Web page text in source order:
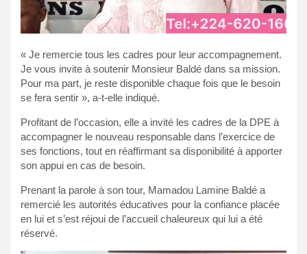
« Je remercie tous les cadres pour leur accompagnement.
Je vous invite à soutenir Monsieur Baldé dans sa mission.
Pour ma part, je reste disponible chaque fois que le besoin
se fera sentir », a-t-elle indiqué.
Profitant de l’occasion, elle a invité les cadres de la DPE à
accompagner le nouveau responsable dans l’exercice de
ses fonctions, tout en réaffirmant sa disponibilité à apporter
son appui en cas de besoin.
Prenant la parole à son tour, Mamadou Lamine Baldé a
remercié les autorités éducatives pour la confiance placée
en lui et s’est réjoui de l’accueil chaleureux qui lui a été
réservé.